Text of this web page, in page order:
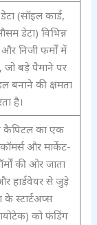
(सॉइल कार्ड,
डेटा) विभिन्न
और निजी फर्मों में
बड़े पैमाने पर
बनाने की क्षमता
है।
कैपिटल का एक
और मार्केट-
की ओर जाता
हार्डवेयर से जुड़े
स्टार्टअप्स
को फंडिंग